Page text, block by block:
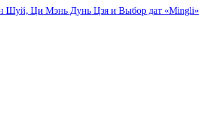
Шуй, Ци Мэнь Дунь Цзя и Выбор дат «Mingli»